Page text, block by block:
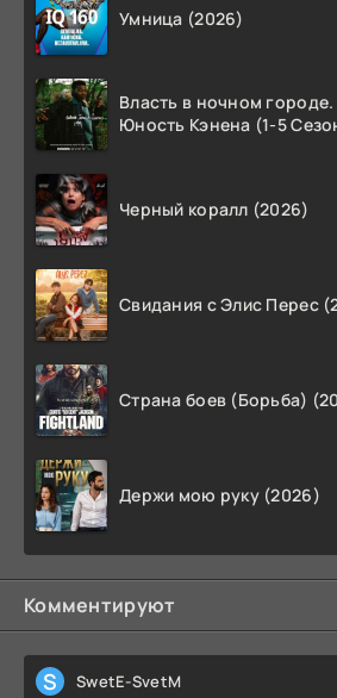
Умница (2026)
Власть в ночном городе.
Юность Кэнена (1-5
Черный коралл (2026)
Свидания с Элис Перес
Страна боев (Борьба)
Держи мою руку (2026)
Комментируют
S SwetE-SvetM